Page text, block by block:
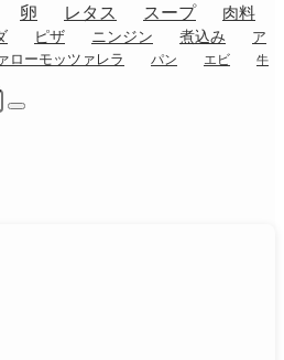
卵 レタス スープ
肉料
ピザ ニンジン 煮込み
ア
ローモッツァレラ パン エビ
牛